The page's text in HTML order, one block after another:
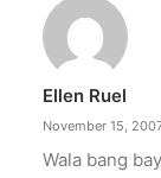
Ellen Ruel
November 15,
Wala bang